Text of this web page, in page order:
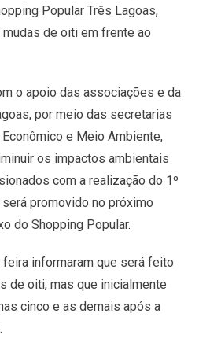
Popular Três Lagoas,
de oiti em frente ao
o apoio das associações e da
por meio das secretarias
e Meio Ambiente,
os impactos ambientais
com a realização do 1º
será promovido no próximo
do Shopping Popular.
informaram que será feito
de oiti, mas que inicialmente
cinco e as demais após a